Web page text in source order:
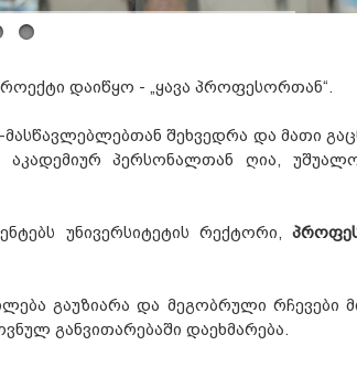
დაიწყო - „ყავა პროფესორთან“.
შეხვედრა და მათი
აკადემიურ პერსონალთან ღია,
უნივერსიტეტის რექტორი,
გაუზიარა და მეგობრული რჩევები
განვითარებაში დაეხმარება.